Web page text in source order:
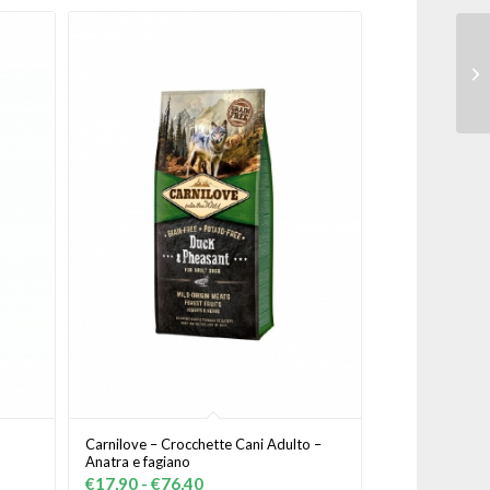
Carnilove – Crocchette Cani Adulto –
Anatra e fagiano
€17,90 - €76,40Fascia